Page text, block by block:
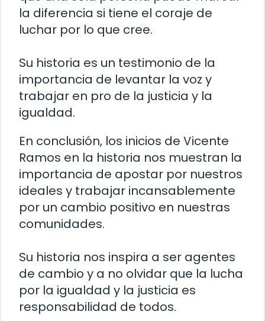
la diferencia si tiene el coraje de
luchar por lo que cree.
Su historia es un testimonio de la
importancia de levantar la voz y
trabajar en pro de la justicia y la
igualdad.
En conclusión, los inicios de Vicente
Ramos en la historia nos muestran la
importancia de apostar por nuestros
ideales y trabajar incansablemente
por un cambio positivo en nuestras
comunidades.
Su historia nos inspira a ser agentes
de cambio y a no olvidar que la lucha
por la igualdad y la justicia es
responsabilidad de todos.